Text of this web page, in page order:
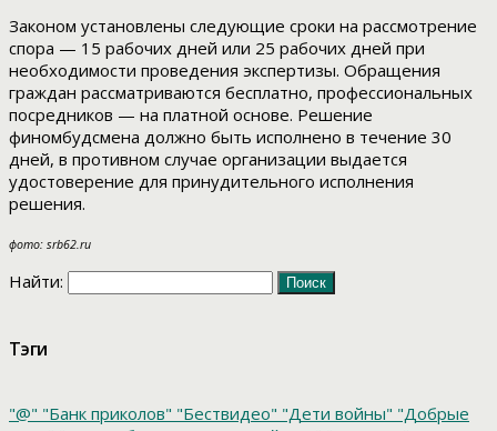
Законом установлены следующие сроки на рассмотрение
спора — 15 рабочих дней или 25 рабочих дней при
необходимости проведения экспертизы. Обращения
граждан рассматриваются бесплатно, профессиональных
посредников — на платной основе. Решение
финомбудсмена должно быть исполнено в течение 30
дней, в противном случае организации выдается
удостоверение для принудительного исполнения
решения.
фото: srb62.ru
Найти:
Тэги
"@" "Банк приколов" "Бествидео" "Дети войны" "Добрые